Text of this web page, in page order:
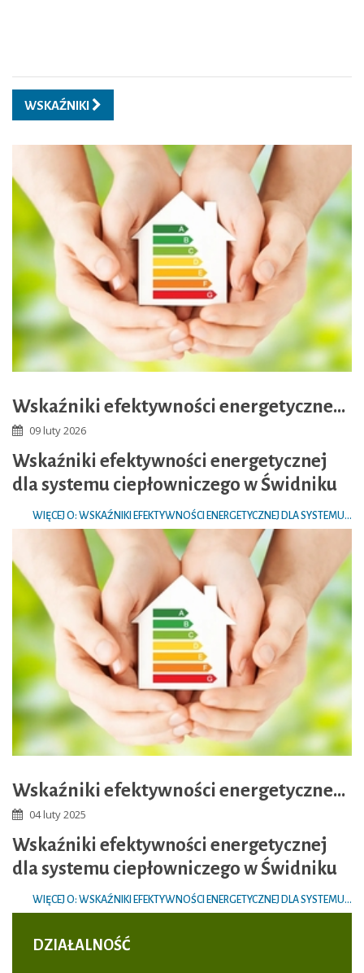
WSKAŹNIKI
Wskaźniki efektywności energetycznej dla systemu ciepłowniczego w Świdniku za rok 2025
09 luty 2026
Wskaźniki efektywności energetycznej
dla systemu ciepłowniczego w Świdniku
WIĘCEJ O: WSKAŹNIKI EFEKTYWNOŚCI ENERGETYCZNEJ DLA SYSTEMU...
Wskaźniki efektywności energetycznej dla systemu ciepłowniczego w Świdniku za rok 2024
04 luty 2025
Wskaźniki efektywności energetycznej
dla systemu ciepłowniczego w Świdniku
WIĘCEJ O: WSKAŹNIKI EFEKTYWNOŚCI ENERGETYCZNEJ DLA SYSTEMU...
DZIAŁALNOŚĆ